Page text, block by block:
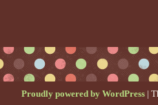
Proudly powered by WordPress |